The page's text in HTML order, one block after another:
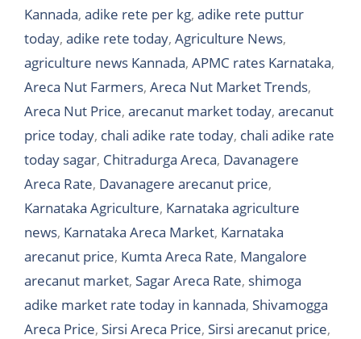
Kannada, adike rete per kg, adike rete puttur
today, adike rete today, Agriculture News,
agriculture news Kannada, APMC rates Karnataka,
Areca Nut Farmers, Areca Nut Market Trends,
Areca Nut Price, arecanut market today, arecanut
price today, chali adike rate today, chali adike rate
today sagar, Chitradurga Areca, Davanagere
Areca Rate, Davanagere arecanut price,
Karnataka Agriculture, Karnataka agriculture
news, Karnataka Areca Market, Karnataka
arecanut price, Kumta Areca Rate, Mangalore
arecanut market, Sagar Areca Rate, shimoga
adike market rate today in kannada, Shivamogga
Areca Price, Sirsi Areca Price, Sirsi arecanut price,